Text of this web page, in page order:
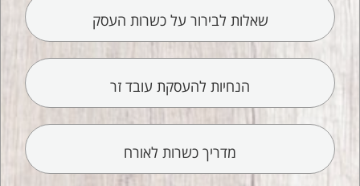
שאלות לבירור על כשרות העסק
הנחיות להעסקת עובד זר
מדריך כשרות לאורח